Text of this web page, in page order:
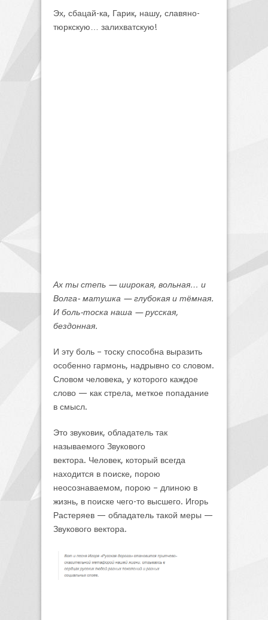
Эх, сбацай-ка, Гарик, нашу, славяно-
тюркскую… залихватскую!
Ах ты степь — широкая, вольная… и
Волга- матушка — глубокая и тёмная.
И боль-тоска наша — русская,
бездонная.
И эту боль – тоску способна выразить
особенно гармонь, надрывно со словом.
Словом человека, у которого каждое
слово — как стрела, меткое попадание
в смысл.
Это звуковик, обладатель так
называемого Звукового
вектора. Человек, который всегда
находится в поиске, порою
неосознаваемом, порою – длиною в
жизнь, в поиске чего-то высшего. Игорь
Растеряев — обладатель такой меры —
Звукового вектора.